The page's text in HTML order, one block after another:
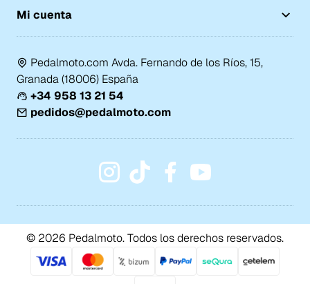
Mi cuenta
Pedalmoto.com Avda. Fernando de los Ríos, 15,
Granada (18006) España
+34 958 13 21 54
pedidos@pedalmoto.com
© 2026 Pedalmoto. Todos los derechos reservados.